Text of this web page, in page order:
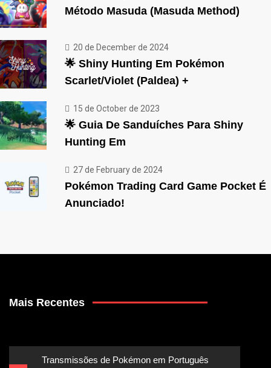
Método Masuda (Masuda Method)
20 de December de 2024
🌟 Shiny Hunting Em Pokémon
Scarlet/Violet (Paldea) +
15 de October de 2023
🌟 Guia De Sanduíches Para Shiny
Hunting Em
27 de February de 2024
Pokémon Trading Card Game Pocket É
Anunciado!
Mais Recentes
Transmissões de Pokémon em Português